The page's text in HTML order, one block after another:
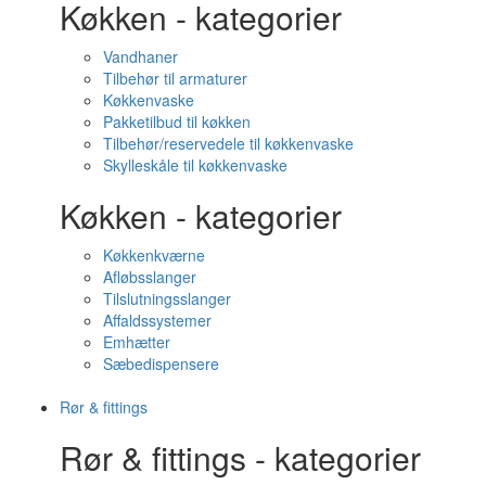
Køkken - kategorier
Vandhaner
Tilbehør til armaturer
Køkkenvaske
Pakketilbud til køkken
Tilbehør/reservedele til køkkenvaske
Skylleskåle til køkkenvaske
Køkken - kategorier
Køkkenkværne
Afløbsslanger
Tilslutningsslanger
Affaldssystemer
Emhætter
Sæbedispensere
Rør & fittings
Rør & fittings - kategorier